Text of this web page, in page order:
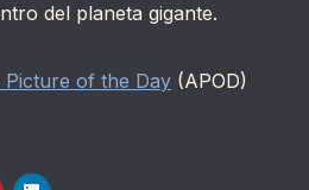
del planeta gigante.
of the Day (APOD)